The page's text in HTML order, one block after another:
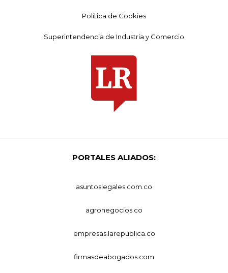
Política de Cookies
Superintendencia de Industria y Comercio
PORTALES ALIADOS:
asuntoslegales.com.co
agronegocios.co
empresas.larepublica.co
firmasdeabogados.com